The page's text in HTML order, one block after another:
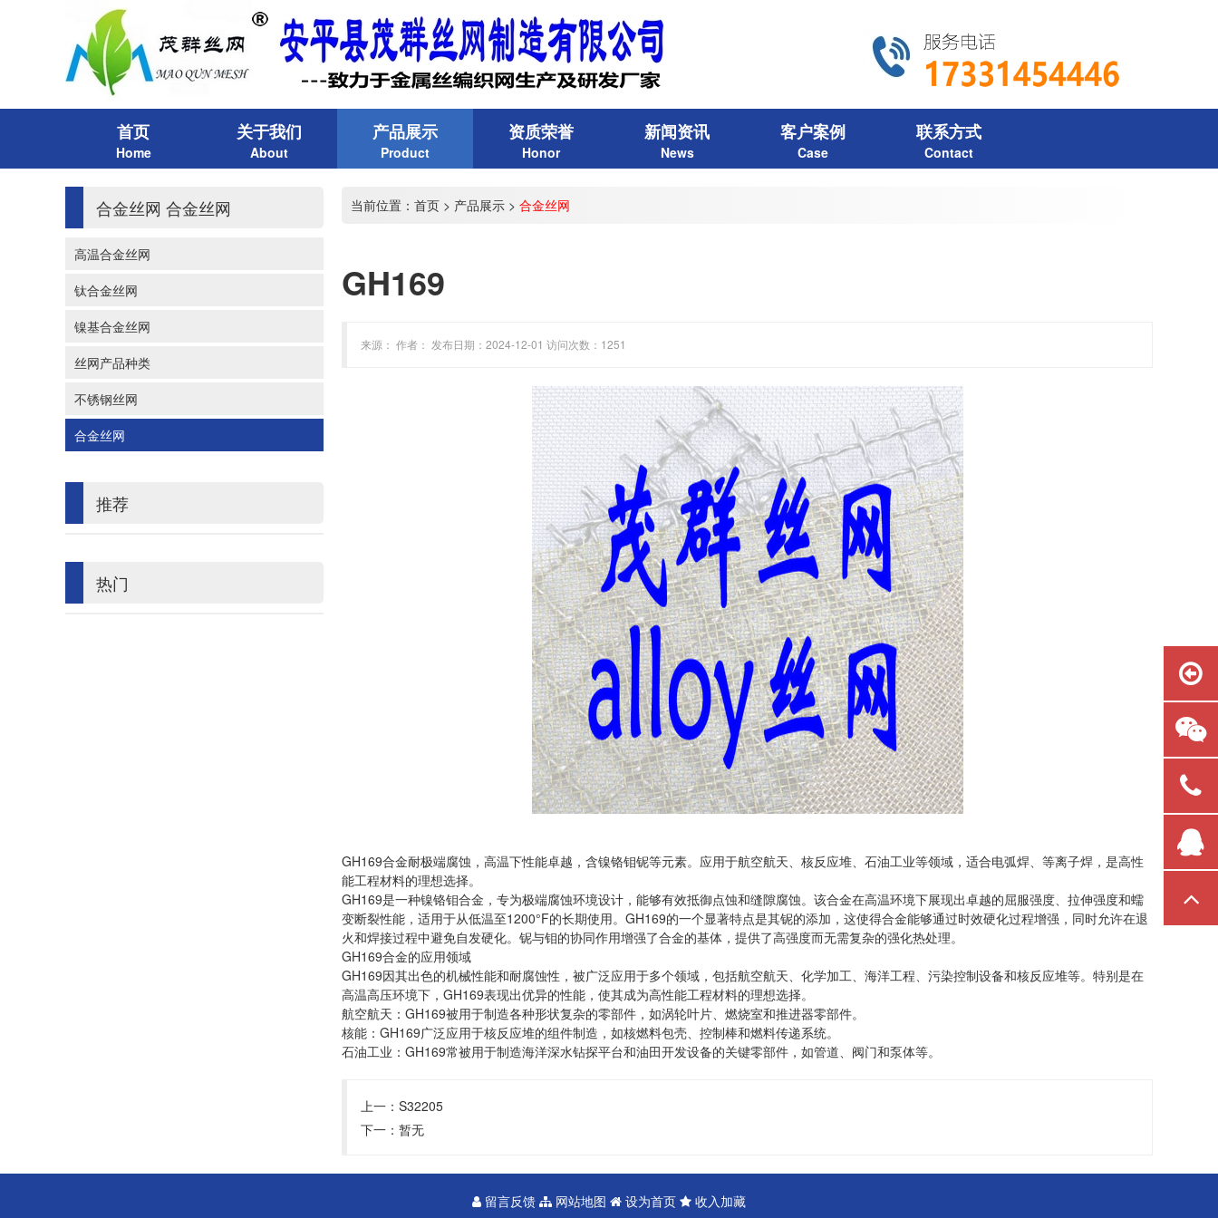
首页
Home
关于我们
About
产品展示
Product
资质荣誉
Honor
新闻资讯
News
客户案例
Case
联系方式
Contact
合金丝网 合金丝网
高温合金丝网
钛合金丝网
镍基合金丝网
丝网产品种类
不锈钢丝网
合金丝网
推荐
热门
当前位置： 首页 > 产品展示 > 合金丝网
GH169
来源： 作者： 发布日期：2024-12-01 访问次数：1251
GH169合金耐极端腐蚀，高温下性能卓越，含镍铬钼铌等元素。应用于航空航天、核反应堆、石油工业等领域，适合电弧焊、等离子焊，是高性
能工程材料的理想选择。
GH169是一种镍铬钼合金，专为极端腐蚀环境设计，能够有效抵御点蚀和缝隙腐蚀。该合金在高温环境下展现出卓越的屈服强度、拉伸强度和蠕
变断裂性能，适用于从低温至1200°F的长期使用。GH169的一个显著特点是其铌的添加，这使得合金能够通过时效硬化过程增强，同时允许在退
火和焊接过程中避免自发硬化。铌与钼的协同作用增强了合金的基体，提供了高强度而无需复杂的强化热处理。
GH169合金的应用领域
GH169因其出色的机械性能和耐腐蚀性，被广泛应用于多个领域，包括航空航天、化学加工、海洋工程、污染控制设备和核反应堆等。特别是在
高温高压环境下，GH169表现出优异的性能，使其成为高性能工程材料的理想选择。
航空航天：GH169被用于制造各种形状复杂的零部件，如涡轮叶片、燃烧室和推进器零部件。
核能：GH169广泛应用于核反应堆的组件制造，如核燃料包壳、控制棒和燃料传递系统。
石油工业：GH169常被用于制造海洋深水钻探平台和油田开发设备的关键零部件，如管道、阀门和泵体等。
上一： S32205
下一：暂无
留言反馈 网站地图 设为首页 收入加藏